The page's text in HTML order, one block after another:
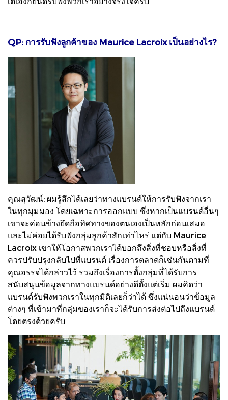
QP: การรับฟังลูกค้าของ Maurice Lacroix เป็นอย่างไร?
คุณสุวัฒน์: ผมรู้สึกได้เลยว่าทางแบรนด์ให้การรับฟังจากเรา
ในทุกมุมมอง โดยเฉพาะการออกแบบ ซึ่งหากเป็นแบรนด์อื่นๆ
เขาจะค่อนข้างยึดถือทิศทางของตนเองเป็นหลักก่อนเสมอ
และไม่ค่อยได้รับฟังกลุ่มลูกค้าสักเท่าไหร่ แต่กับ Maurice
Lacroix เขาให้โอกาสพวกเราได้บอกถึงสิ่งที่ชอบหรือสิ่งที่
ควรปรับปรุงกลับไปที่แบรนด์ เรื่องการตลาดก็เช่นกันตามที่
คุณอรรจได้กล่าวไว้ รวมถึงเรื่องการตั้งกลุ่มที่ได้รับการ
สนับสนุนข้อมูลจากทางแบรนด์อย่างดีตั้งแต่เริ่ม ผมคิดว่า
แบรนด์รับฟังพวกเราในทุกมิติเลยก็ว่าได้ ซึ่งแน่นอนว่าข้อมูล
ต่างๆ ที่เข้ามาที่กลุ่มของเราก็จะได้รับการส่งต่อไปถึงแบรนด์
โดยตรงด้วยครับ